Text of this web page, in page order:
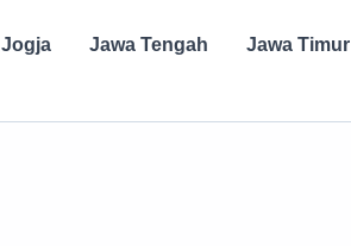
Jogja Jawa Tengah Jawa Timur